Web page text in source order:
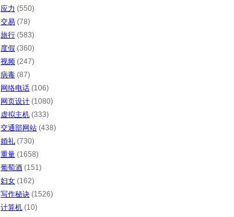
应力 (550)
交易 (78)
旅行 (583)
度假 (360)
视频 (247)
病毒 (87)
网络电话 (106)
网页设计 (1080)
虚拟主机 (333)
交通部网站 (438)
婚礼 (730)
重量 (1658)
葡萄酒 (151)
妇女 (162)
写作秘诀 (1526)
计算机 (10)